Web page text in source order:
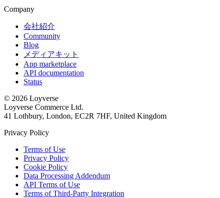
Company
会社紹介
Community
Blog
メディアキット
App marketplace
API documentation
Status
© 2026 Loyverse
Loyverse Commerce Ltd.
41 Lothbury, London, EC2R 7HF, United Kingdom
Privacy Policy
Terms of Use
Privacy Policy
Cookie Policy
Data Processing Addendum
API Terms of Use
Terms of Third-Party Integration